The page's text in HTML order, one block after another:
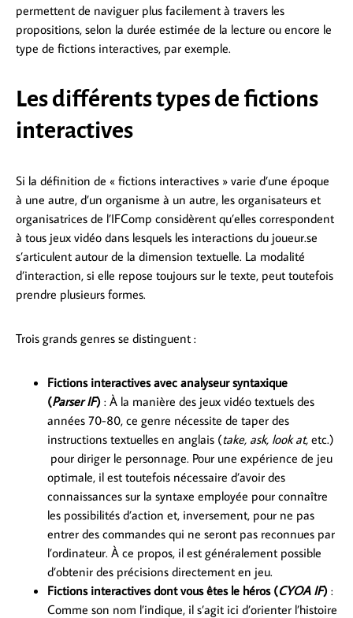
permettent de naviguer plus facilement à travers les
propositions, selon la durée estimée de la lecture ou encore le
type de fictions interactives, par exemple.
Les différents types de fictions
interactives
Si la définition de « fictions interactives » varie d’une époque
à une autre, d’un organisme à un autre, les organisateurs et
organisatrices de l’IFComp considèrent qu’elles correspondent
à tous jeux vidéo dans lesquels les interactions du joueur.se
s’articulent autour de la dimension textuelle. La modalité
d’interaction, si elle repose toujours sur le texte, peut toutefois
prendre plusieurs formes.
Trois grands genres se distinguent :
Fictions interactives avec analyseur syntaxique
(Parser IF) : À la manière des jeux vidéo textuels des
années 70-80, ce genre nécessite de taper des
instructions textuelles en anglais (take, ask, look at, etc.)
pour diriger le personnage. Pour une expérience de jeu
optimale, il est toutefois nécessaire d’avoir des
connaissances sur la syntaxe employée pour connaître
les possibilités d’action et, inversement, pour ne pas
entrer des commandes qui ne seront pas reconnues par
l’ordinateur. À ce propos, il est généralement possible
d’obtenir des précisions directement en jeu.
Fictions interactives dont vous êtes le héros (CYOA IF) :
Comme son nom l’indique, il s’agit ici d’orienter l’histoire